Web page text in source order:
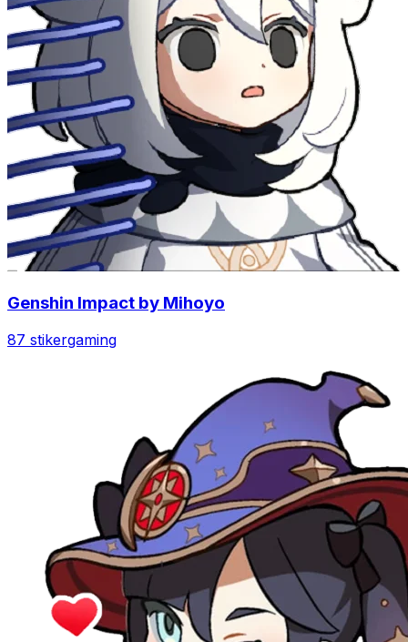
Genshin Impact by Mihoyo
87 stikergaming